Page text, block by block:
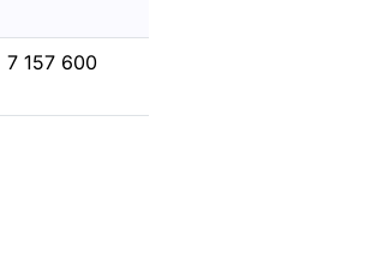
7 157 600